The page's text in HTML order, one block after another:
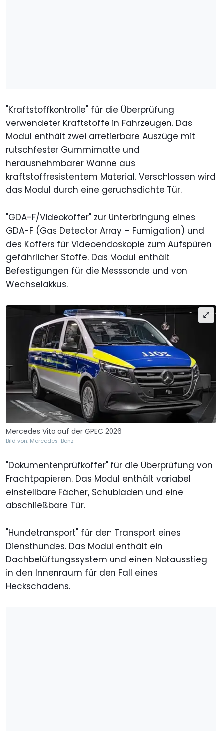
"Kraftstoffkontrolle" für die Überprüfung
verwendeter Kraftstoffe in Fahrzeugen. Das
Modul enthält zwei arretierbare Auszüge mit
rutschfester Gummimatte und
herausnehmbarer Wanne aus
kraftstoffresistentem Material. Verschlossen wird
das Modul durch eine geruchsdichte Tür.
"GDA-F/Videokoffer" zur Unterbringung eines
GDA-F (Gas Detector Array – Fumigation) und
des Koffers für Videoendoskopie zum Aufspüren
gefährlicher Stoffe. Das Modul enthält
Befestigungen für die Messsonde und von
Wechselakkus.
Mercedes Vito auf der GPEC 2026
Bild von: Mercedes-Benz
"Dokumentenprüfkoffer" für die Überprüfung von
Frachtpapieren. Das Modul enthält variabel
einstellbare Fächer, Schubladen und eine
abschließbare Tür.
"Hundetransport" für den Transport eines
Diensthundes. Das Modul enthält ein
Dachbelüftungssystem und einen Notausstieg
in den Innenraum für den Fall eines
Heckschadens.